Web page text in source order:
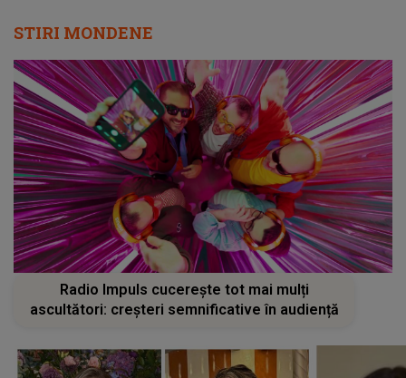
STIRI MONDENE
Radio Impuls cucerește tot mai mulți
ascultători: creșteri semnificative în audiență